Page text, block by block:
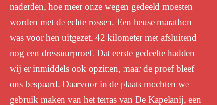
naderden, hoe meer onze wegen gedeeld moesten
worden met de echte rossen. Een heuse marathon
was voor hen uitgezet, 42 kilometer met afsluitend
nog een dressuurproef. Dat eerste gedeelte hadden
wij er inmiddels ook opzitten, maar de proef bleef
ons bespaard. Daarvoor in de plaats mochten we
gebruik maken van het terras van De Kapelanij, een